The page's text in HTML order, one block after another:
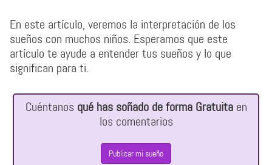
En este artículo, veremos la interpretación de los
sueños con muchos niños. Esperamos que este
artículo te ayude a entender tus sueños y lo que
significan para ti.
Cuéntanos qué has soñado de forma Gratuitaen
los comentarios
Publicar mi sueño